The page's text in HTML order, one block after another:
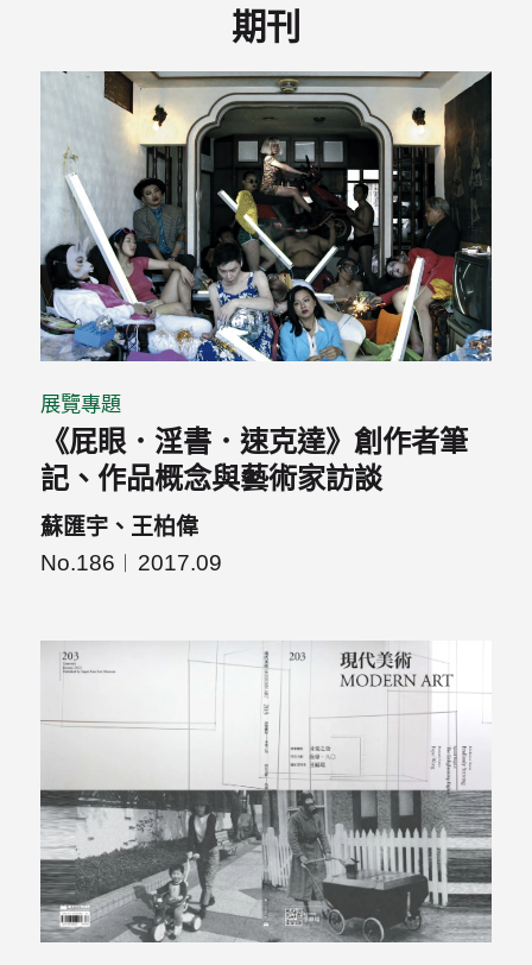
期刊
展覽專題
《屁眼．淫書．速克達》創作者筆
記、作品概念與藝術家訪談
蘇匯宇、王柏偉
No.186
2017.09